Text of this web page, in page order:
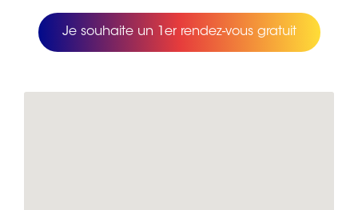
Je souhaite un 1er rendez-vous gratuit